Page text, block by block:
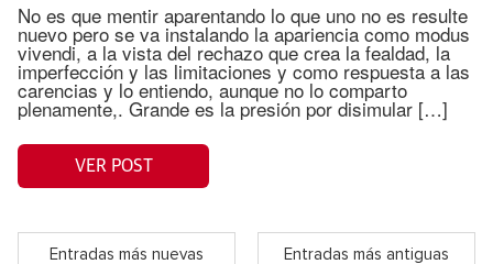
No es que mentir aparentando lo que uno no es resulte
nuevo pero se va instalando la apariencia como modus
vivendi, a la vista del rechazo que crea la fealdad, la
imperfección y las limitaciones y como respuesta a las
carencias y lo entiendo, aunque no lo comparto
plenamente,. Grande es la presión por disimular […]
VER POST
Entradas más nuevas Entradas más antiguas